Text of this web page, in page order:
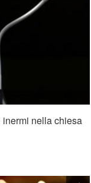
nella chiesa